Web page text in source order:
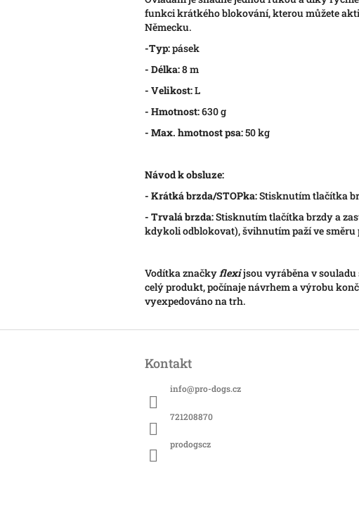
funkci krátkého blokování, kterou můžete
Německu.
-Typ:pásek
- Délka:8 m
- Velikost:L
- Hmotnost:630 g
- Max. hmotnost psa:50 kg
Návod k obsluze:
- Krátká brzda/STOPka:Stisknutím tlačítka
- Trvalá brzda:Stisknutím tlačítka brzdy a
kdykoli odblokovat), švihnutím paží ve
Vodítka značkyflexijsou vyráběna v souladu
celý produkt, počínaje návrhem a výrobu
vyexpedováno na trh.
Kontakt
info@pro-dogs.cz
721208870
prodogscz